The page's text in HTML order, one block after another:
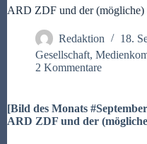
ARD ZDF und der (mögliche)
Redaktion
18.
Gesellschaft,
2 Kommentare
[Bild des Monats
ARD ZDF und der (